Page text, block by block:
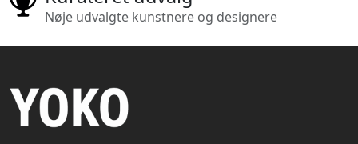
Nøje udvalgte kunstnere og designere